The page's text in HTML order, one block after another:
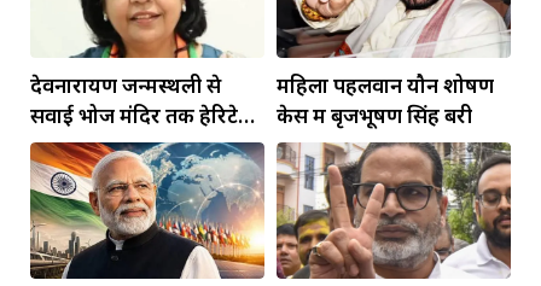
देवनारायण जन्मस्थली से
सवाई भोज मंदिर तक हेरिटेज
कॉरिडोर बनाने की मांग
महिला पहलवान यौन शोषण
केस में बृजभूषण सिंह बरी